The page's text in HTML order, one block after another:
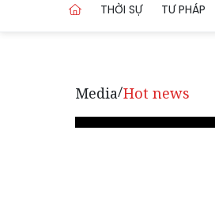
THỜI SỰ TƯ PHÁP
Media/Hot news